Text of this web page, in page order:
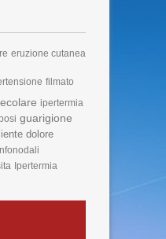
eruzione cutanea
filmato
ipertermia
guarigione
dolore
Ipertermia